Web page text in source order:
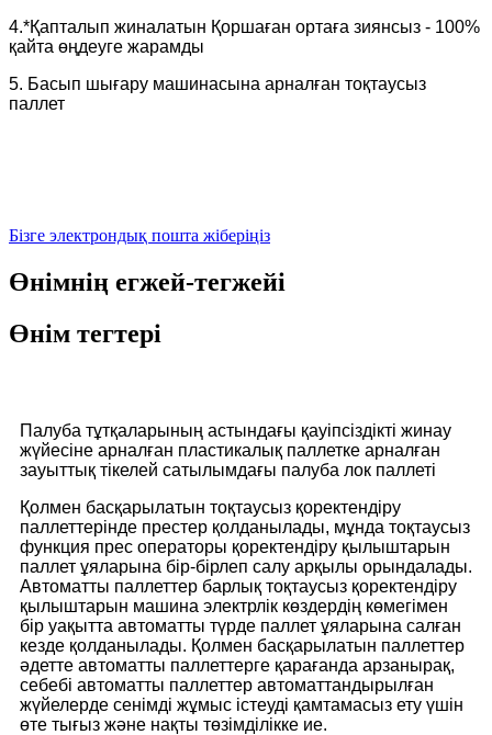
4.*Қапталып жиналатын Қоршаған ортаға зиянсыз - 100%
қайта өңдеуге жарамды
5. Басып шығару машинасына арналған тоқтаусыз
паллет
Бізге электрондық пошта жіберіңіз
Өнімнің егжей-тегжейі
Өнім тегтері
Палуба тұтқаларының астындағы қауіпсіздікті жинау
жүйесіне арналған пластикалық паллетке арналған
зауыттық тікелей сатылымдағы палуба лок паллеті
Қолмен басқарылатын тоқтаусыз қоректендіру
паллеттерінде престер қолданылады, мұнда тоқтаусыз
функция прес операторы қоректендіру қылыштарын
паллет ұяларына бір-бірлеп салу арқылы орындалады.
Автоматты паллеттер барлық тоқтаусыз қоректендіру
қылыштарын машина электрлік көздердің көмегімен
бір уақытта автоматты түрде паллет ұяларына салған
кезде қолданылады. Қолмен басқарылатын паллеттер
әдетте автоматты паллеттерге қарағанда арзанырақ,
себебі автоматты паллеттер автоматтандырылған
жүйелерде сенімді жұмыс істеуді қамтамасыз ету үшін
өте тығыз және нақты төзімділікке ие.